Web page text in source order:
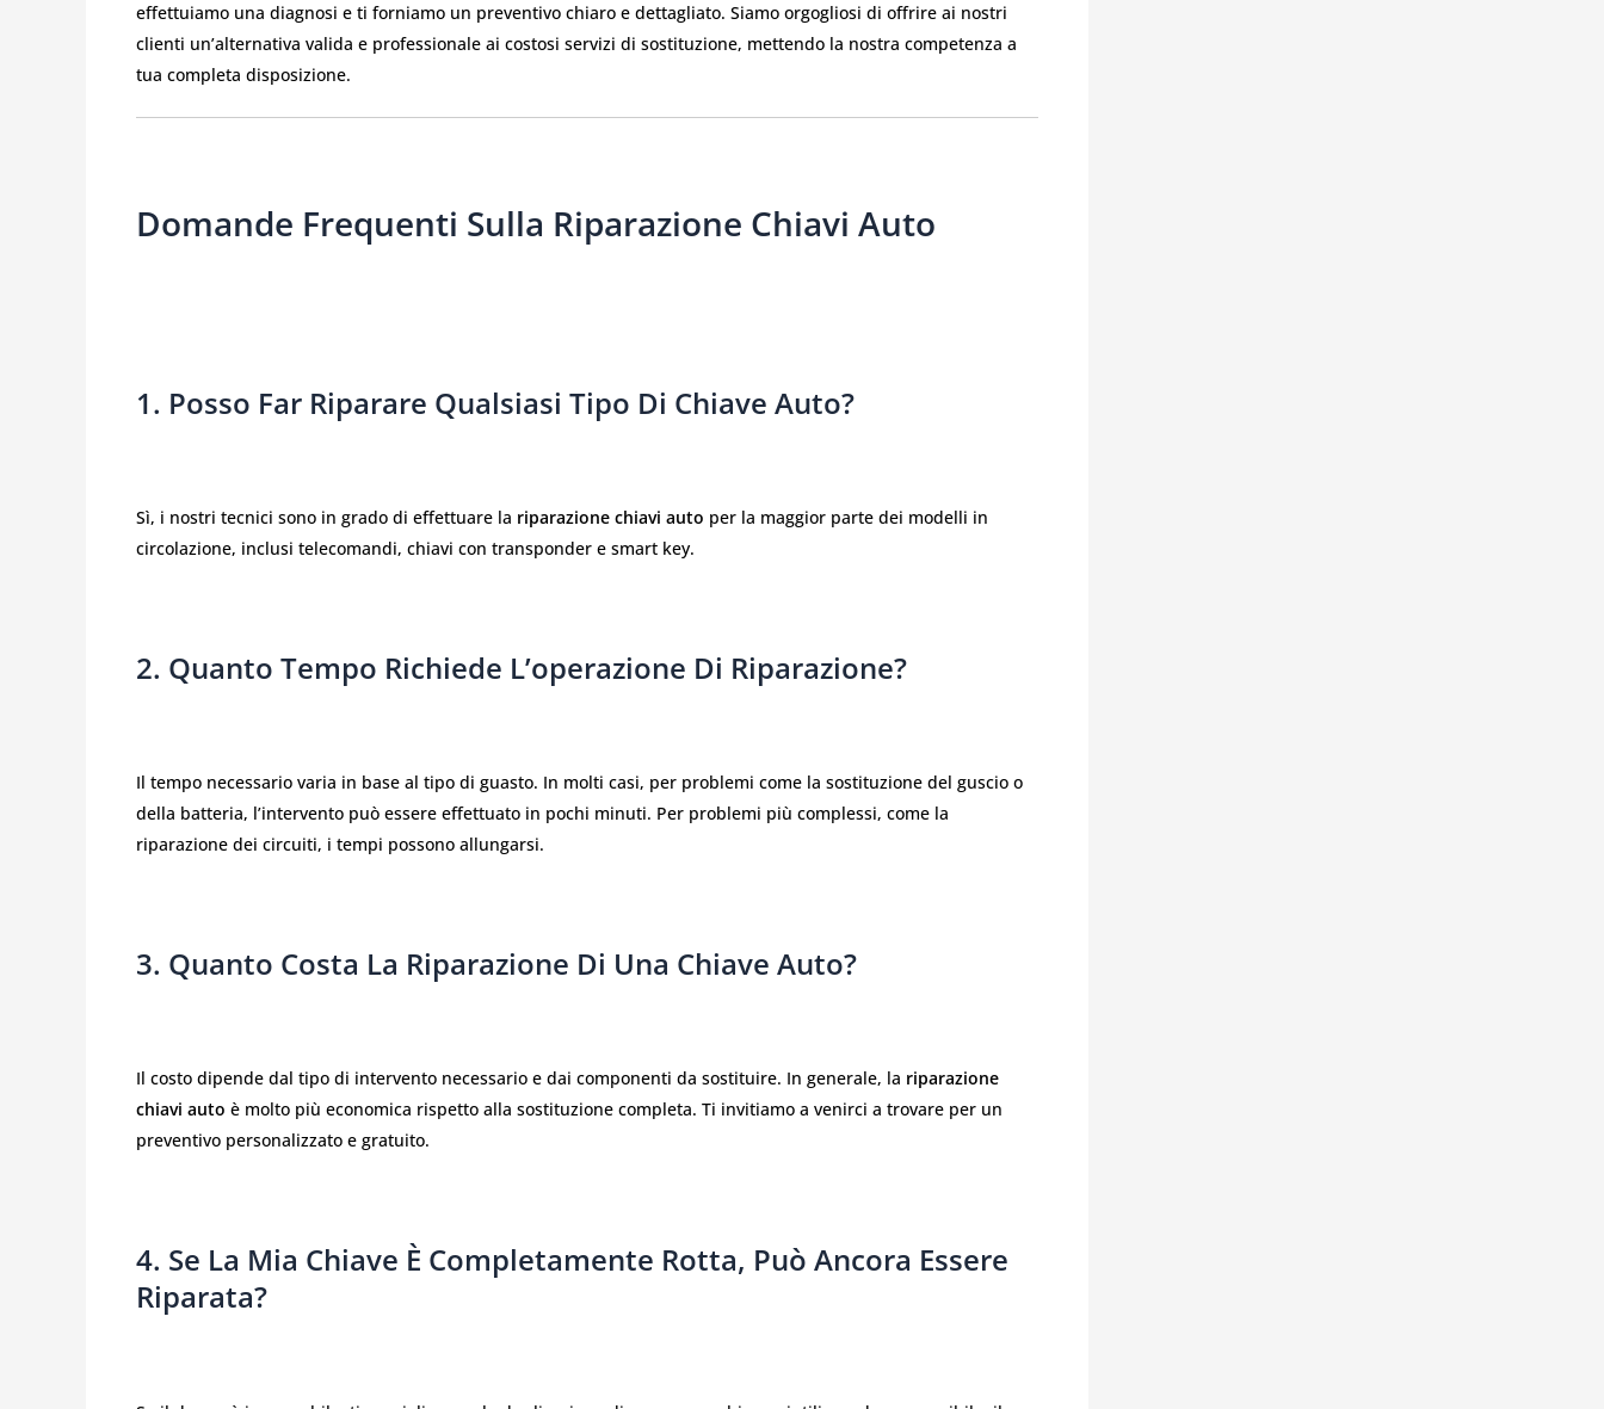
effettuiamo una diagnosi e ti forniamo un preventivo chiaro e dettagliato. Siamo orgogliosi di offrire ai nostri
clienti un’alternativa valida e professionale ai costosi servizi di sostituzione, mettendo la nostra competenza a
tua completa disposizione.
Domande Frequenti Sulla Riparazione Chiavi Auto
1. Posso Far Riparare Qualsiasi Tipo Di Chiave Auto?
Sì, i nostri tecnici sono in grado di effettuare la riparazione chiavi auto per la maggior parte dei modelli in
circolazione, inclusi telecomandi, chiavi con transponder e smart key.
2. Quanto Tempo Richiede L’operazione Di Riparazione?
Il tempo necessario varia in base al tipo di guasto. In molti casi, per problemi come la sostituzione del guscio o
della batteria, l’intervento può essere effettuato in pochi minuti. Per problemi più complessi, come la
riparazione dei circuiti, i tempi possono allungarsi.
3. Quanto Costa La Riparazione Di Una Chiave Auto?
Il costo dipende dal tipo di intervento necessario e dai componenti da sostituire. In generale, la riparazione
chiavi auto è molto più economica rispetto alla sostituzione completa. Ti invitiamo a venirci a trovare per un
preventivo personalizzato e gratuito.
4. Se La Mia Chiave È Completamente Rotta, Può Ancora Essere
Riparata?